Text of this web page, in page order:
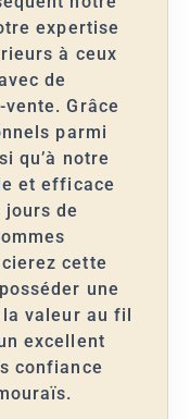
expertise
à ceux
de
Grâce
parmi
qu’à notre
et efficace
de
cette
une
valeur au fil
excellent
confiance